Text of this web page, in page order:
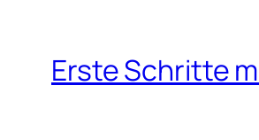
Erste Schritte